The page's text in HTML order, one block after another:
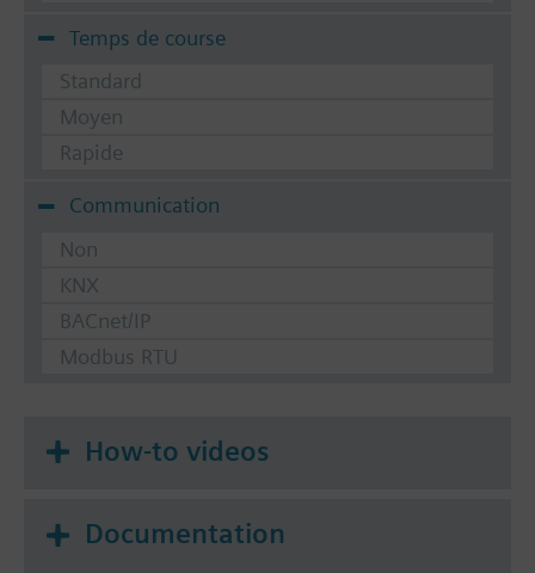
Temps de course
Standard
Moyen
Rapide
Communication
Non
KNX
BACnet/IP
Modbus RTU
How-to videos
Documentation